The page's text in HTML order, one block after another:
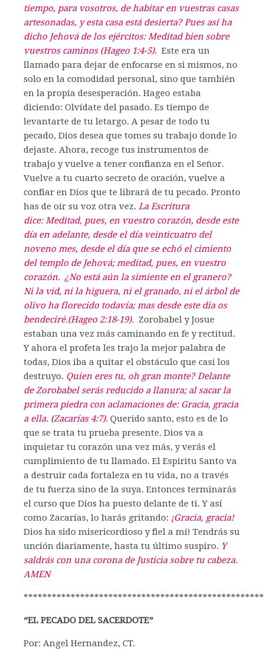
tiempo, para vosotros, de habitar en vuestras casas
artesonadas, y esta casa está desierta? Pues así ha
dicho Jehová de los ejércitos: Meditad bien sobre
vuestros caminos (Hageo 1:4-5). Este era un
llamado para dejar de enfocarse en si mismos, no
solo en la comodidad personal, sino que también
en la propia desesperación. Hageo estaba
diciendo: Olvídate del pasado. Es tiempo de
levantarte de tu letargo. A pesar de todo tu
pecado, Dios desea que tomes su trabajo donde lo
dejaste. Ahora, recoge tus instrumentos de
trabajo y vuelve a tener confianza en el Señor.
Vuelve a tu cuarto secreto de oración, vuelve a
confiar en Dios que te librará de tu pecado. Pronto
has de oír su voz otra vez. La Escritura
dice:Meditad, pues, en vuestro corazón, desde este
día en adelante, desde el día veinticuatro del
noveno mes, desde el día que se echó el cimiento
del templo de Jehová; meditad, pues, en vuestro
corazón. ¿No está aún la simiente en el granero?
Ni la vid, ni la higuera, ni el granado, ni el árbol de
olivo ha florecido todavía; mas desde este día os
bendeciré.(Hageo 2:18-19). Zorobabel y Josue
estaban una vez más caminando en fe y rectitud.
Y ahora el profeta les trajo la mejor palabra de
todas, Dios iba a quitar el obstáculo que casi los
destruyo. Quien eres tu, oh gran monte? Delante
de Zorobabel serás reducido a llanura; al sacar la
primera piedra con aclamaciones de: Gracia, gracia
a ella. (Zacarías 4:7). Querido santo, esto es de lo
que se trata tu prueba presente. Dios va a
inquietar tu corazón una vez más, y verás el
cumplimiento de tu llamado. El Espíritu Santo va
a destruir cada fortaleza en tu vida, no a través
de tu fuerza sino de la suya. Entonces terminarás
el curso que Dios ha puesto delante de ti. Y así
como Zacarías, lo harás gritando: ¡Gracia, gracia!
Dios ha sido misericordioso y fiel a mí! Tendrás su
unción diariamente, hasta tu último suspiro. Y
saldrás con una corona de Justicia sobre tu cabeza.
AMEN
“EL PECADO DEL SACERDOTE”
Por: Angel Hernandez, CT.